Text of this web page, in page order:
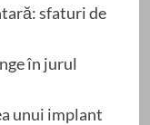
sfaturi de
în jurul
unui implant